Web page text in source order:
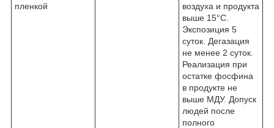
пленкой
воздуха и продукта
выше 15°С.
Экспозиция 5
суток. Дегазация
не менее 2 суток.
Реализация при
остатке фосфина
в продукте не
выше МДУ. Допуск
людей после
полного